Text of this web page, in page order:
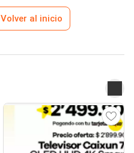
Volver al inicio